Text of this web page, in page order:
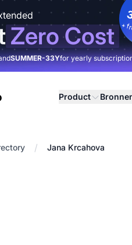
Zero Cost +
SUMMER-33Yfor yearly
Product
/ Jana Krcahova